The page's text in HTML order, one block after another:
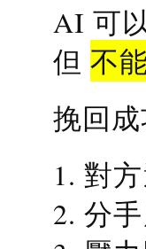
AI 可
但不
挽回
1. 對
2. 分